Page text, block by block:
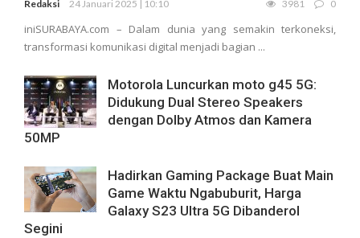
Redaksi 24 Januari 2025 | 10:10 3981 0
iniSURABAYA.com – Dalam dunia yang semakin terkoneksi,
transformasi komunikasi digital menjadi bagian ...
Motorola Luncurkan moto g45 5G:
Didukung Dual Stereo Speakers
dengan Dolby Atmos dan Kamera
50MP
Hadirkan Gaming Package Buat Main
Game Waktu Ngabuburit, Harga
Galaxy S23 Ultra 5G Dibanderol
Segini